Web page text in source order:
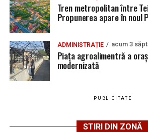
vacante
Bărbat de 30 de ani din Galda
ce și-ar fi agresat și violat
Bărbat de 30 de ani din Galda
ce și-ar fi agresat și violat
pe care le-ar fi amenințat.
La data de 19 iulie, polițiștii din Teiuș
acestuia pentru 24 de ore, iar
aspectul săvârșirii infracțiunilor
distrugere.
preferată pe
Tren metropolitan între
Propunerea apare în noul
ADMINISTRAȚIE acum 3
Piața agroalimentră a
modernizată
PUBLICITATE
STIRI DIN ZONĂ